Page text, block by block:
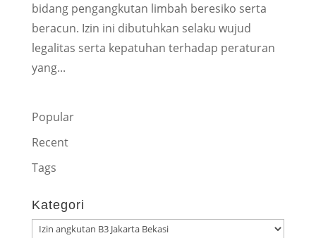
bidang pengangkutan limbah beresiko serta
beracun. Izin ini dibutuhkan selaku wujud
legalitas serta kepatuhan terhadap peraturan
yang...
Popular
Recent
Tags
Kategori
Kategori